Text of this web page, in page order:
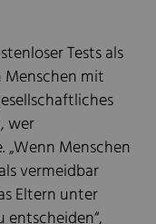
Tests als
Menschen mit
wer
Menschen
vermeidbar
Eltern unter